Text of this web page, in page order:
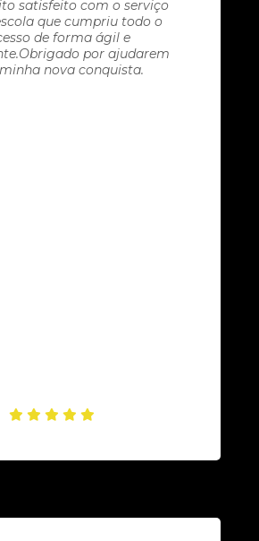
satisfeito com o serviço
que cumpriu todo o
de forma ágil e
por ajudarem
nova conquista.